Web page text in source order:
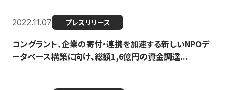
2022.11.07 プレスリリース
コングラント、企業の寄付・連携を加速する新しいNPOデ
ータベース構築に向け、総額1,6億円の資金調達...